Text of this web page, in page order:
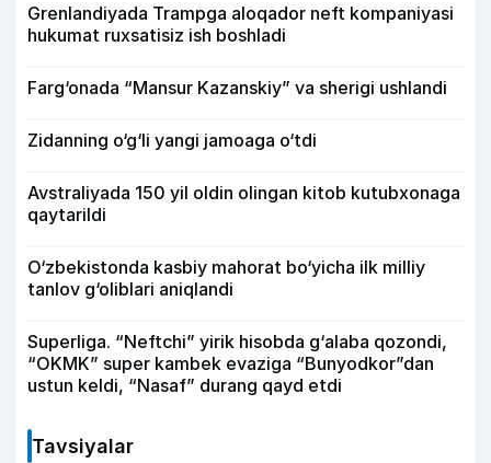
Grenlandiyada Trampga aloqador neft kompaniyasi
hukumat ruxsatisiz ish boshladi
Farg‘onada “Mansur Kazanskiy” va sherigi ushlandi
Zidanning o‘g‘li yangi jamoaga o‘tdi
Avstraliyada 150 yil oldin olingan kitob kutubxonaga
qaytarildi
O‘zbekistonda kasbiy mahorat bo‘yicha ilk milliy
tanlov g‘oliblari aniqlandi
Superliga. “Neftchi” yirik hisobda g‘alaba qozondi,
“OKMK” super kambek evaziga “Bunyodkor”dan
ustun keldi, “Nasaf” durang qayd etdi
Tavsiyalar